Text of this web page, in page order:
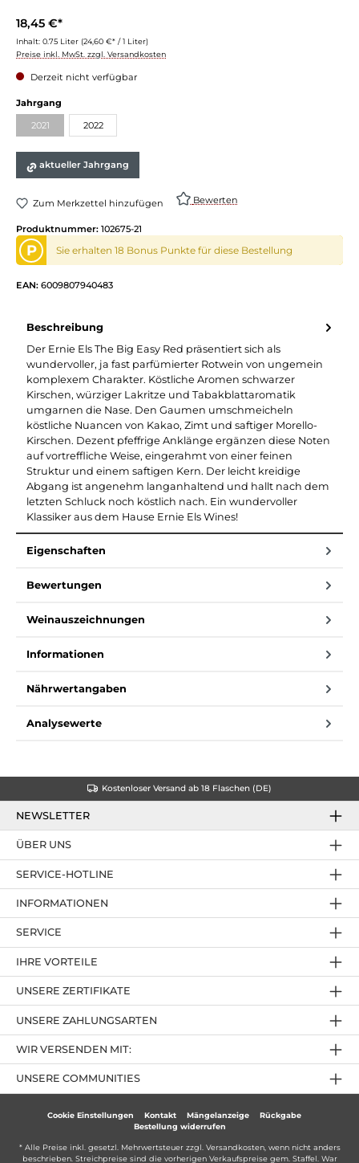
18,45 €*
Inhalt: 0.75 Liter (24,60 €* / 1 Liter)
Preise inkl. MwSt. zzgl. Versandkosten
Derzeit nicht verfügbar
Jahrgang
2021 2022
aktueller Jahrgang
Zum Merkzettel hinzufügen Bewerten
Produktnummer: 102675-21
P Sie erhalten 18 Bonus Punkte für diese Bestellung
EAN: 6009807940483
Beschreibung
Der Ernie Els The Big Easy Red präsentiert sich als
wundervoller, ja fast parfümierter Rotwein von ungemein
komplexem Charakter. Köstliche Aromen schwarzer
Kirschen, würziger Lakritze und Tabakblattaromatik
umgarnen die Nase. Den Gaumen umschmeicheln
köstliche Nuancen von Kakao, Zimt und saftiger Morello-
Kirschen. Dezent pfeffrige Anklänge ergänzen diese Noten
auf vortreffliche Weise, eingerahmt von einer feinen
Struktur und einem saftigen Kern. Der leicht kreidige
Abgang ist angenehm langanhaltend und hallt nach dem
letzten Schluck noch köstlich nach. Ein wundervoller
Klassiker aus dem Hause Ernie Els Wines!
Eigenschaften
Bewertungen
Weinauszeichnungen
Informationen
Nährwertangaben
Analysewerte
Kostenloser Versand ab 18 Flaschen (DE)
NEWSLETTER
SERVICE-HOTLINE
IHRE VORTEILE
UNSERE ZAHLUNGSARTEN
ÜBER UNS
UNSERE ZERTIFIKATE
INFORMATIONEN
SERVICE
UNSERE COMMUNITIES
WIR VERSENDEN MIT:
Cookie Einstellungen Kontakt Mängelanzeige
Rückgabe
Bestellung widerrufen
* Alle Preise inkl. gesetzl. Mehrwertsteuer zzgl. Versandkosten, wenn nicht anders
beschrieben. Streichpreise sind die vorherigen Verkaufspreise gem. Staffel. War